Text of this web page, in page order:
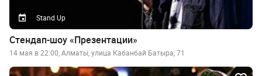
Stand Up
Стендап-шоу «Презентации»
14 мая в 22:00, Алматы, улица Кабанбай Батыра, 71